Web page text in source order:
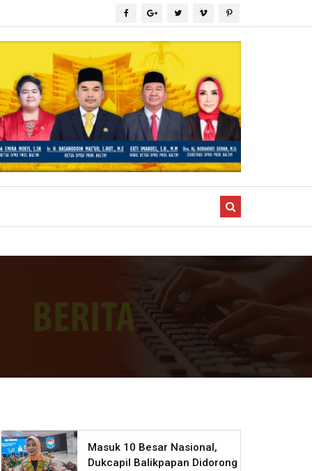
Masuk 10 Besar Nasional,
Dukcapil Balikpapan Didorong